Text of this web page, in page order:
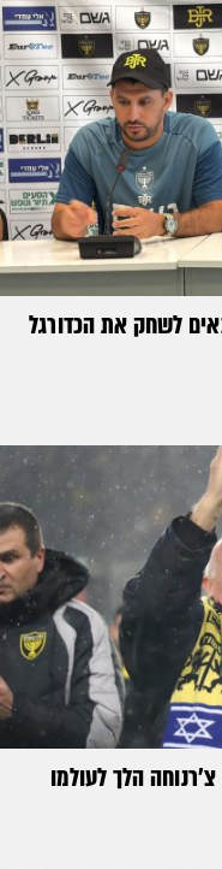
לשחק את הכדורגל
הלך לעולמו